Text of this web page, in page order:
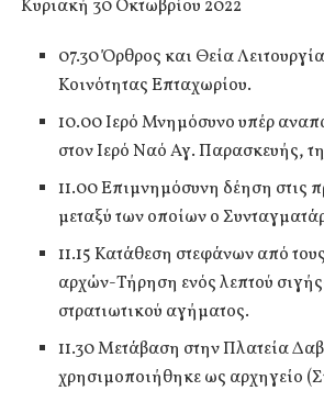
Κυριακή 30 Οκτωβρίου 2022
07.30 Όρθρος και Θεία
Κοινότητας Επταχωρίου.
10.00 Ιερό Μνημόσυνο υπέρ
στον Ιερό Ναό Αγ. Παρασκευής,
11.00 Επιμνημόσυνη δέηση στις
μεταξύ των οποίων ο
11.15 Κατάθεση στεφάνων από
αρχών-Τήρηση ενός λεπτού
στρατιωτικού αγήματος.
11.30 Μετάβαση στην Πλατεία
χρησιμοποιήθηκε ως αρχηγείο